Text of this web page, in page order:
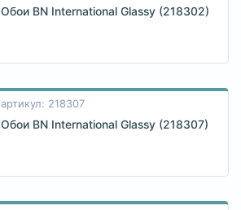
Обои BN International Glassy (218302)
артикул: 218307
Обои BN International Glassy (218307)